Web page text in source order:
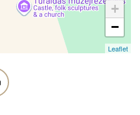
+
−
Leaflet